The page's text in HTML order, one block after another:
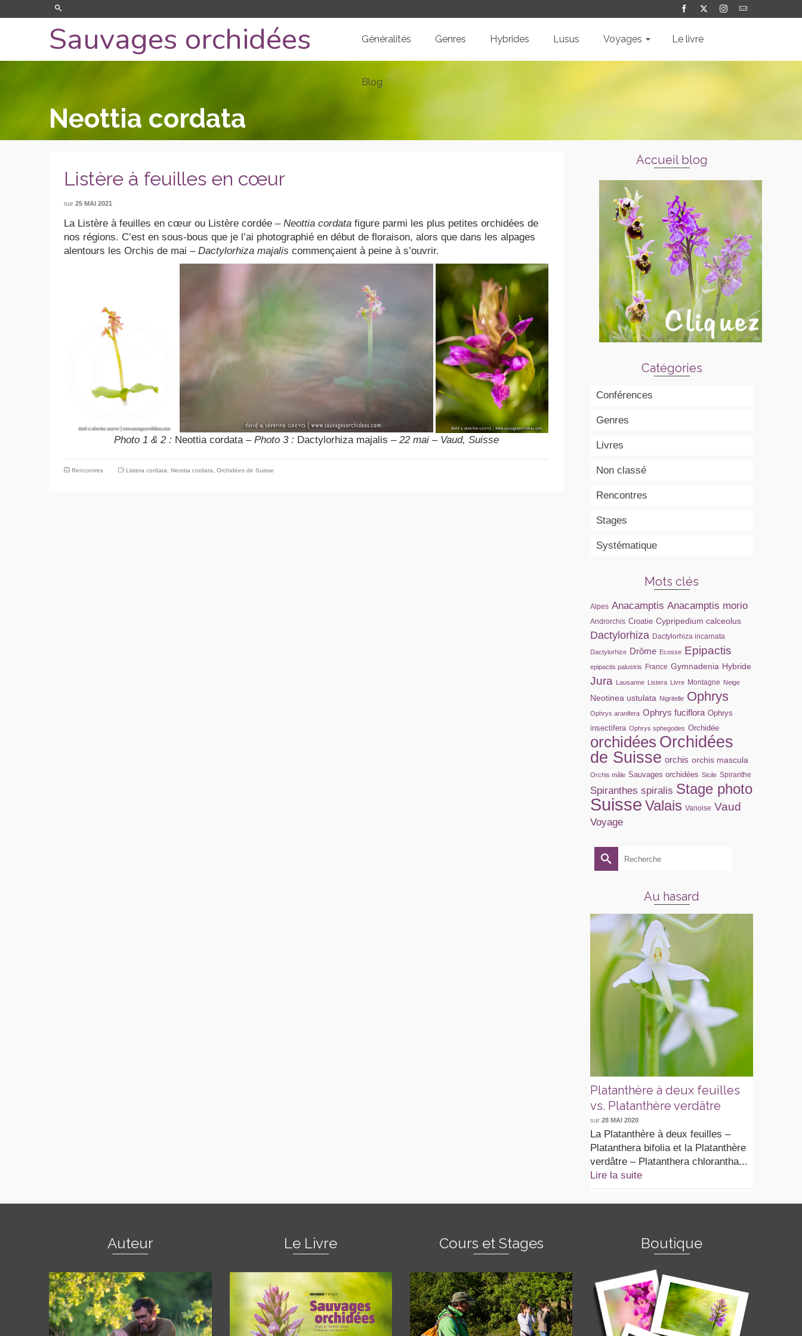
Sauvages orchidées Généralités Genres Hybrides Lusus Voyages Le livre
Blog
Neottia cordata
Listère à feuilles en cœur
sur25 MAI 2021
La Listère à feuilles en cœur ou Listère cordée –Neottia cordata figure parmi les plus petites orchidées de
nos régions. C’est en sous-bous que je l’ai photographié en début de floraison, alors que dans les alpages
alentours les Orchis de mai –Dactylorhiza majalis commençaient à peine à s’ouvrir.
Photo 1 & 2 : Neottia cordata – Photo 3 : Dactylorhiza majalis – 22 mai – Vaud, Suisse
Rencontres Listera cordata,Neottia cordata,Orchidées de Suisse
Accueil blog
Catégories
Conférences
Genres
Livres
Non classé
Rencontres
Stages
Systématique
Mots clés
Alpes Anacamptis Anacamptis morio
Androrchis Croatie Cypripedium calceolus
Dactylorhiza Dactylorhiza incarnata
Dactylorhize Drôme Ecosse Epipactis
epipactis palustris France Gymnadenia Hybride
Jura Lausanne Listera Livre Montagne Neige
Neotinea ustulata Nigritelle Ophrys
Ophrys aranifera Ophrys fuciflora Ophrys
insectifera Ophrys sphegodes Orchidée
orchidées Orchidées
de Suisse orchis orchis mascula
Orchis mâle Sauvages orchidées Sicile Spiranthe
Spiranthes spiralis Stage photo
Suisse Valais Vanoise Vaud
Voyage
Rechercher :
Au hasard
Platanthère à deux feuilles
vs. Platanthère verdâtre
sur28 MAI 2020
La Platanthère à deux feuilles –
Platanthera bifolia et la Platanthère
verdâtre – Platanthera chlorantha...
Lire la suite
Auteur Le Livre Cours et Stages Boutique